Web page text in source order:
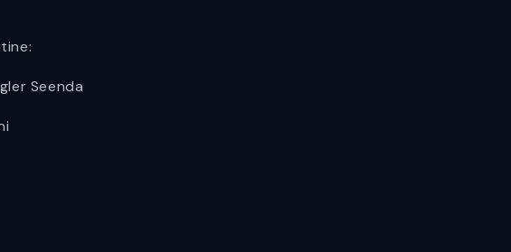
Seenda